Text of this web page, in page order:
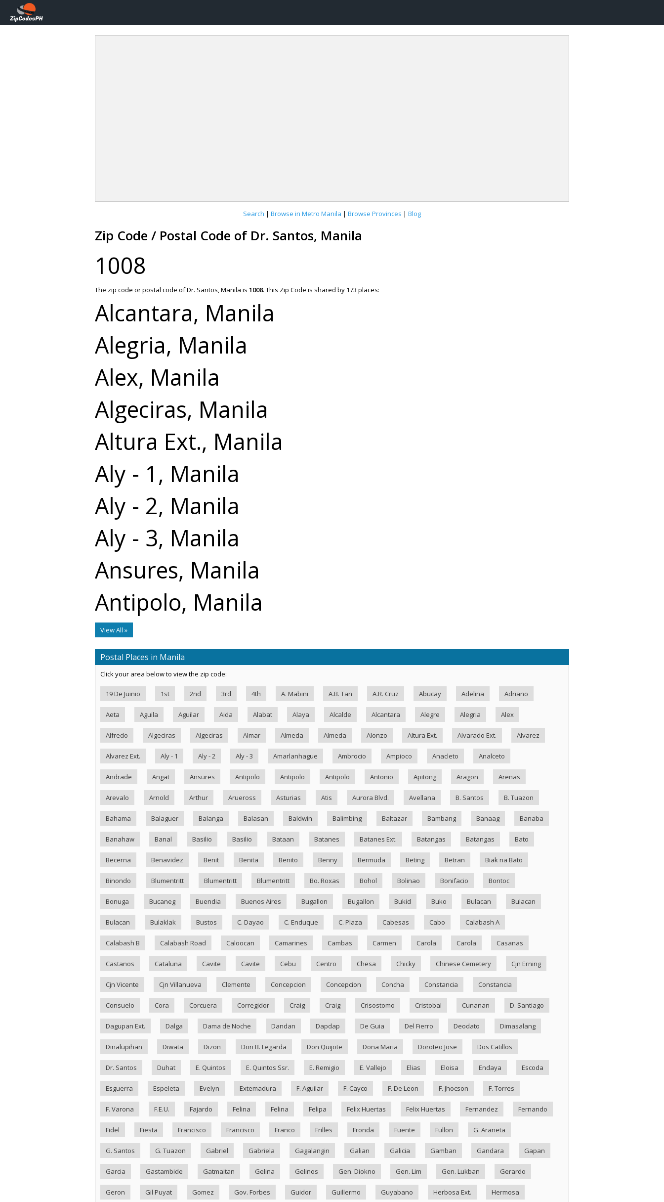
Search | Browse in Metro Manila | Browse Provinces | Blog
Zip Code / Postal Code of Dr. Santos, Manila
1008
The zip code or postal code of Dr. Santos, Manila is 1008. This Zip Code is shared by 173 places:
Alcantara, Manila
Alegria, Manila
Alex, Manila
Algeciras, Manila
Altura Ext., Manila
Aly - 1, Manila
Aly - 2, Manila
Aly - 3, Manila
Ansures, Manila
Antipolo, Manila
View All »
Postal Places in Manila
Click your area below to view the zip code:
19 De Juinio 1st 2nd 3rd 4th A. Mabini A.B. Tan A.R. Cruz Abucay Adelina Adriano
Aeta Aguila Aguilar Aida Alabat Alaya Alcalde Alcantara Alegre Alegria Alex
Alfredo Algeciras Algeciras Almar Almeda Almeda Alonzo Altura Ext. Alvarado Ext. Alvarez
Alvarez Ext. Aly - 1 Aly - 2 Aly - 3 Amarlanhague Ambrocio Ampioco Anacleto Analceto
Andrade Angat Ansures Antipolo Antipolo Antipolo Antonio Apitong Aragon Arenas
Arevalo Arnold Arthur Arueross Asturias Atis Aurora Blvd. Avellana B. Santos B. Tuazon
Bahama Balaguer Balanga Balasan Baldwin Balimbing Baltazar Bambang Banaag Banaba
Banahaw Banal Basilio Basilio Bataan Batanes Batanes Ext. Batangas Batangas Bato
Becerna Benavidez Benit Benita Benito Benny Bermuda Beting Betran Biak na Bato
Binondo Blumentritt Blumentritt Blumentritt Bo. Roxas Bohol Bolinao Bonifacio Bontoc
Bonuga Bucaneg Buendia Buenos Aires Bugallon Bugallon Bukid Buko Bulacan Bulacan
Bulacan Bulaklak Bustos C. Dayao C. Enduque C. Plaza Cabesas Cabo Calabash A
Calabash B Calabash Road Caloocan Camarines Cambas Carmen Carola Carola Casanas
Castanos Cataluna Cavite Cavite Cebu Centro Chesa Chicky Chinese Cemetery Cjn Erning
Cjn Vicente Cjn Villanueva Clemente Concepcion Concepcion Concha Constancia Constancia
Consuelo Cora Corcuera Corregidor Craig Craig Crisostomo Cristobal Cunanan D. Santiago
Dagupan Ext. Dalga Dama de Noche Dandan Dapdap De Guia Del Fierro Deodato Dimasalang
Dinalupihan Diwata Dizon Don B. Legarda Don Quijote Dona Maria Doroteo Jose Dos Catillos
Dr. Santos Duhat E. Quintos E. Quintos Ssr. E. Remigio E. Vallejo Elias Eloisa Endaya Escoda
Esguerra Espeleta Evelyn Extemadura F. Aguilar F. Cayco F. De Leon F. Jhocson F. Torres
F. Varona F.E.U. Fajardo Felina Felina Felipa Felix Huertas Felix Huertas Fernandez Fernando
Fidel Fiesta Francisco Francisco Franco Frilles Fronda Fuente Fullon G. Araneta
G. Santos G. Tuazon Gabriel Gabriela Gagalangin Galian Galicia Gamban Gandara Gapan
Garcia Gastambide Gatmaitan Gelina Gelinos Gen. Diokno Gen. Lim Gen. Lukban Gerardo
Geron Gil Puyat Gomez Gov. Forbes Guidor Guillermo Guyabano Herbosa Ext. Hermosa